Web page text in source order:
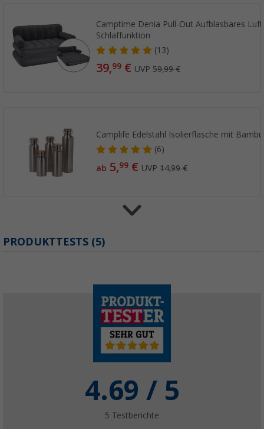
Camptime Denia Pull-Out Aufblasbares
Schlaffunktion
(13)
39,99 € UVP59,99 €
Camplife Edelstahl Isolierflasche mit
(6)
ab 5,99 € UVP14,99 €
Aquila
Berger French Press Maker 600 ml
Tassen
PRODUKTTESTS (5)
4.69 / 5
5 Testberichte